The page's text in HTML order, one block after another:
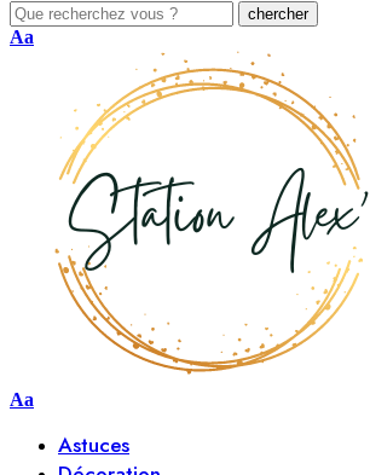
Aa
Aa
Astuces